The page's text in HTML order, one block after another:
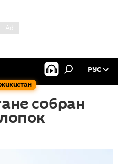
РУС
собран